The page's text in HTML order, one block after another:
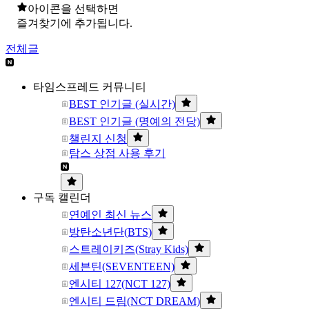
아이콘을 선택하면
즐겨찾기에 추가됩니다.
전체글
타임스프레드 커뮤니티
BEST 인기글 (실시간)
BEST 인기글 (명예의 전당)
챌린지 신청
탐스 상점 사용 후기
구독 캘린더
연예인 최신 뉴스
방탄소년단(BTS)
스트레이키즈(Stray Kids)
세븐틴(SEVENTEEN)
엔시티 127(NCT 127)
엔시티 드림(NCT DREAM)